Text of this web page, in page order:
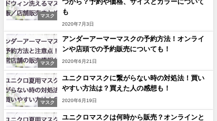
マスク
つから？予約や価格、サイズとカラーについて
も
2020年7月3日
マスク
アンダーアーマーマスクの予約方法！オンライ
ンや店頭での予約販売についても！
2020年6月21日
マスク
ユニクロマスクに繋がらない時の対処法！買い
やすい方法は？買えた人の感想も！
2020年6月19日
ユニクロマスクは何時から販売？オンラインと